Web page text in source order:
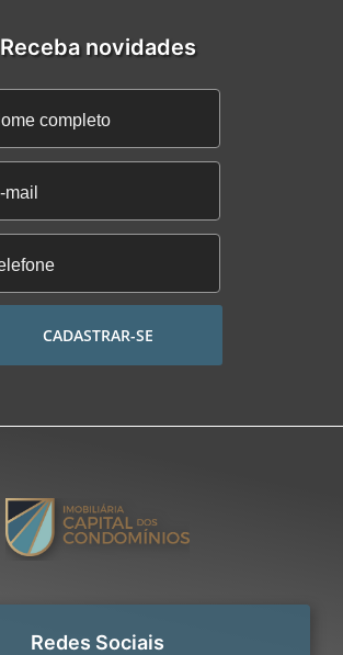
Receba novidades
CADASTRAR-SE
Redes Sociais